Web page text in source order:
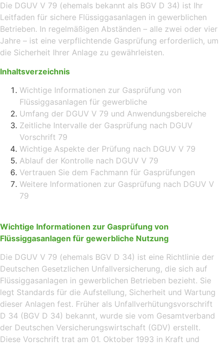
Die DGUV V 79 (ehemals bekannt als BGV D 34) ist Ihr
Leitfaden für sichere Flüssiggasanlagen in gewerblichen
Betrieben. In regelmäßigen Abständen – alle zwei oder vier
Jahre – ist eine verpflichtende Gasprüfung erforderlich, um
die Sicherheit Ihrer Anlage zu gewährleisten.
Inhaltsverzeichnis
Wichtige Informationen zur Gasprüfung von
Flüssiggasanlagen für gewerbliche
Umfang der DGUV V 79 und Anwendungsbereiche
Zeitliche Intervalle der Gasprüfung nach DGUV
Vorschrift 79
Wichtige Aspekte der Prüfung nach DGUV V 79
Ablauf der Kontrolle nach DGUV V 79
Vertrauen Sie dem Fachmann für Gasprüfungen
Weitere Informationen zur Gasprüfung nach DGUV V
79
Wichtige Informationen zur Gasprüfung von
Flüssiggasanlagen für gewerbliche Nutzung
Die DGUV V 79 (ehemals BGV D 34) ist eine Richtlinie der
Deutschen Gesetzlichen Unfallversicherung, die sich auf
Flüssiggasanlagen in gewerblichen Betrieben bezieht. Sie
legt Standards für die Aufstellung, Sicherheit und Wartung
dieser Anlagen fest. Früher als Unfallverhütungsvorschrift
D 34 (BGV D 34) bekannt, wurde sie vom Gesamtverband
der Deutschen Versicherungswirtschaft (GDV) erstellt.
Diese Vorschrift trat am 01. Oktober 1993 in Kraft und